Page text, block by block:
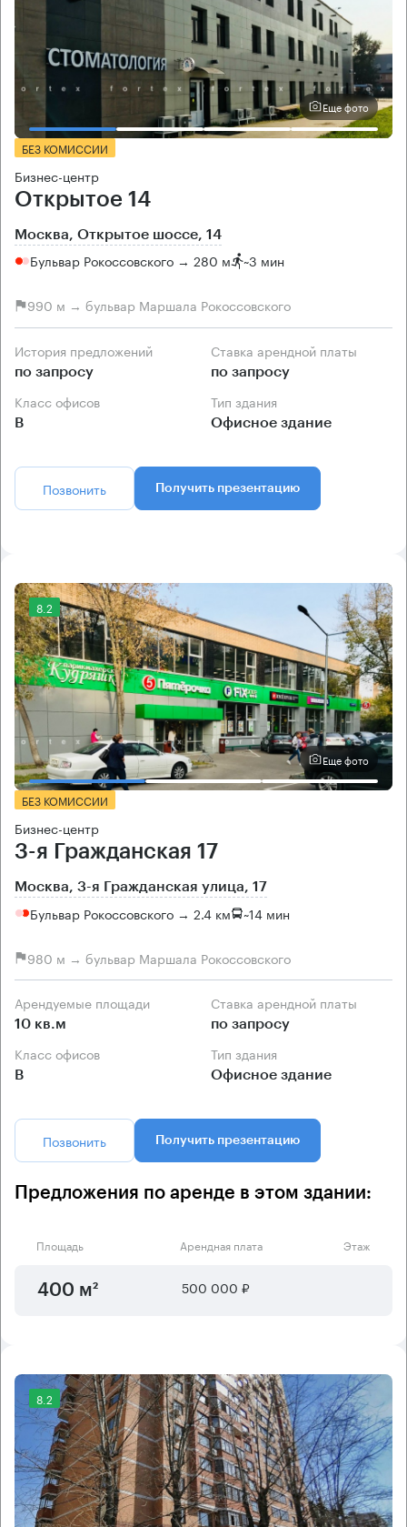
Еще фото
БЕЗ КОМИССИИ
Бизнес-центр
Открытое 14
Москва, Открытое шоссе, 14
Бульвар Рокоссовского → 280 м ~3 мин
990 м → бульвар Маршала Рокоссовского
История предложений
по запросу
Ставка арендной платы
по запросу
Класс офисов
B
Тип здания
Офисное здание
Позвонить Получить презентацию
8.2
Еще фото
БЕЗ КОМИССИИ
Бизнес-центр
3-я Гражданская 17
Москва, 3-я Гражданская улица, 17
Бульвар Рокоссовского → 2.4 км ~14 мин
980 м → бульвар Маршала Рокоссовского
Арендуемые площади
10 кв.м
Ставка арендной платы
по запросу
Класс офисов
B
Тип здания
Офисное здание
Позвонить Получить презентацию
Предложения по аренде в этом здании:
Площадь Арендная плата Этаж
400 м² 500 000 ₽
8.2